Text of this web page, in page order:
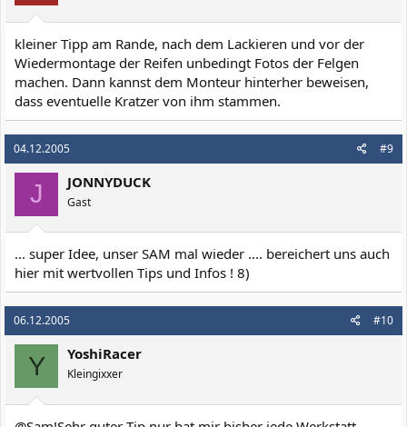
kleiner Tipp am Rande, nach dem Lackieren und vor der
Wiedermontage der Reifen unbedingt Fotos der Felgen
machen. Dann kannst dem Monteur hinterher beweisen,
dass eventuelle Kratzer von ihm stammen.
04.12.2005 #9
J JONNYDUCK
Gast
... super Idee, unser SAM mal wieder .... bereichert uns auch
hier mit wertvollen Tips und Infos ! 8)
06.12.2005 #10
Y YoshiRacer
Kleingixxer